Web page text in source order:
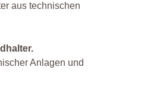
aus technischen
Anlagen und